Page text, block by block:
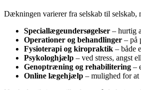
Dækningen varierer fra selskab til selskab,
Speciallægeundersøgelser – hurtig
Operationer og behandlinger – på
Fysioterapi og kiropraktik – både
Psykologhjælp – ved stress, angst
Genoptræning og rehabilitering –
Online lægehjælp – mulighed for